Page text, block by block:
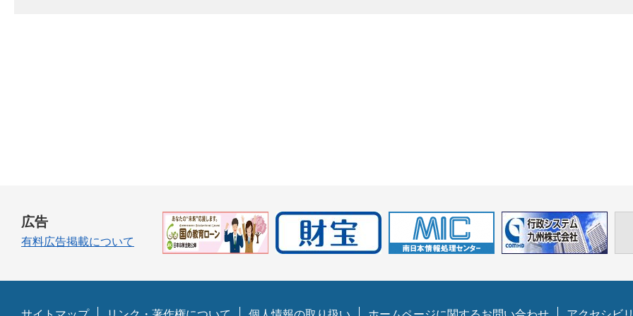
広告
有料広告掲載について